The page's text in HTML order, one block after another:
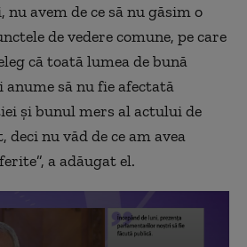
avem de ce să nu găsim o
de vedere comune, pe care
că toată lumea de bună
anume să nu fie afectată
și bunul mers al actului de
nu văd de ce am avea
a adăugat el.